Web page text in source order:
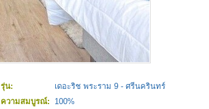
รุ่น:
เดอะริช พระราม 9 - ศรีนครินทร์
ความสมบูรณ์:
100%